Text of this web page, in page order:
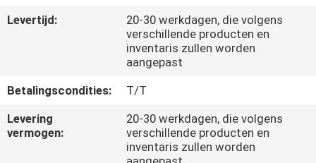
KWALITEITSCONTROLE
CONTACT
MET
ONS
Levertijd:
20-30 werkdagen, die volgens
verschillende producten en
inventaris zullen worden
aangepast
Betalingscondities:
T/T
Levering
vermogen:
20-30 werkdagen, die volgens
verschillende producten en
inventaris zullen worden